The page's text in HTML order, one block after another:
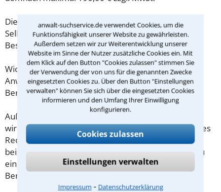
anwalt-suchservice.de verwendet Cookies, um die
Funktionsfähigkeit unserer Website zu gewährleisten.
Außerdem setzen wir zur Weiterentwicklung unserer
Website im Sinne der Nutzer zusätzliche Cookies ein. Mit
dem Klick auf den Button "Cookies zulassen" stimmen Sie
der Verwendung der von uns für die genannten Zwecke
eingesetzten Cookies zu. Über den Button "Einstellungen
verwalten" können Sie sich über die eingesetzten Cookies
informieren und den Umfang Ihrer Einwilligung
konfigurieren.
Cookies zulassen
Einstellungen verwalten
Impressum ⁃ Datenschutzerklärung
Diese Regelung gilt jedoch nur für Verbraucher. Für
Selbstständige oder Freiberufler gilt diese
Beschränkung nicht.
Wichtig daher: Klären Sie die Kostenfrage mit Ihrem
Anwalt aus Mainz schon zu Beginn der ersten
Beratung.
Außerdem gut zu wissen: Gemäß § 34 Absatz 2 RVG
wird die Beratungsgebühr auf weitere Tätigkeiten des
Rechtsanwalts angerechnet. Sollte es also
beispielsweise aufgrund des Beratungsgesprächs zu
einem Prozess kommen, so kann der Anwalt diese
Beratungsgebühr nicht mehr abrechnen.